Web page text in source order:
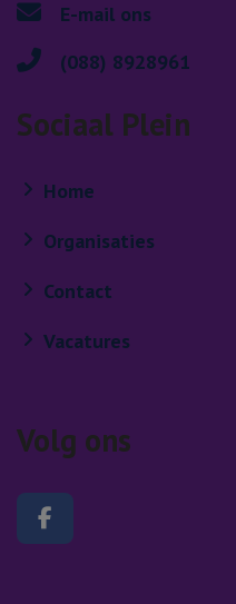
E-mail ons
(088) 8928961
Sociaal Plein
Home
Organisaties
Contact
Vacatures
Volg ons